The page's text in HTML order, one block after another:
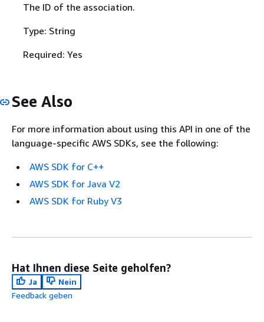
The ID of the association.
Type: String
Required: Yes
See Also
For more information about using this API in one of the
language-specific AWS SDKs, see the following:
AWS SDK for C++
AWS SDK for Java V2
AWS SDK for Ruby V3
Hat Ihnen diese Seite geholfen?
Ja
Nein
Feedback geben